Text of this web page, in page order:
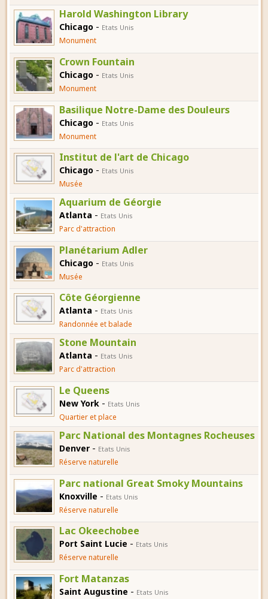
Harold Washington Library
Chicago - Etats Unis
Monument
Crown Fountain
Chicago - Etats Unis
Monument
Basilique Notre-Dame des Douleurs
Chicago - Etats Unis
Monument
Institut de l'art de Chicago
Chicago - Etats Unis
Musée
Aquarium de Géorgie
Atlanta - Etats Unis
Parc d'attraction
Planétarium Adler
Chicago - Etats Unis
Musée
Côte Géorgienne
Atlanta - Etats Unis
Randonnée et balade
Stone Mountain
Atlanta - Etats Unis
Parc d'attraction
Le Queens
New York - Etats Unis
Quartier et place
Parc National des Montagnes Rocheuses
Denver - Etats Unis
Réserve naturelle
Parc national Great Smoky Mountains
Knoxville - Etats Unis
Réserve naturelle
Lac Okeechobee
Port Saint Lucie - Etats Unis
Réserve naturelle
Fort Matanzas
Saint Augustine - Etats Unis